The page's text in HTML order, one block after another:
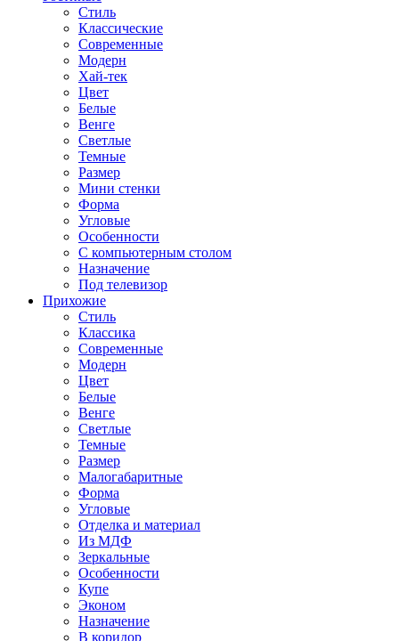
Стиль
Классические
Современные
Модерн
Хай-тек
Цвет
Белые
Венге
Светлые
Темные
Размер
Мини стенки
Форма
Угловые
Особенности
С компьютерным столом
Назначение
Под телевизор
Прихожие
Стиль
Классика
Современные
Модерн
Цвет
Белые
Венге
Светлые
Темные
Размер
Малогабаритные
Форма
Угловые
Отделка и материал
Из МДФ
Зеркальные
Особенности
Купе
Эконом
Назначение
В коридор